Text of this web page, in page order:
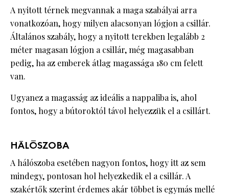
A nyitott térnek megvannak a maga szabályai arra
vonatkozóan, hogy milyen alacsonyan lógjon a csillár.
Általános szabály, hogy a nyitott terekben legalább 2
méter magasan lógjon a csillár, még magasabban
pedig, ha az emberek átlag magassága 180 cm felett
van.
Ugyanez a magasság az ideális a nappaliba is, ahol
fontos, hogy a bútoroktól távol helyezzük el a csillárt.
HÁLÓSZOBA
A hálószoba esetében nagyon fontos, hogy itt az sem
mindegy, pontosan hol helyezkedik el a csillár. A
szakértők szerint érdemes akár többet is egymás mellé